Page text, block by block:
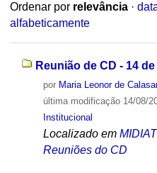
Ordenar por relevância ·
alfabeticamente
Reunião de CD - 14
por Maria Leonor de
última modificação14/08/
Institucional
Localizado em
Reuniões do CD